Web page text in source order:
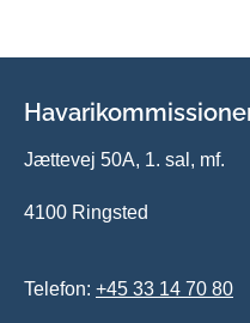
Jættevej 50A, 1. sal, mf.
4100 Ringsted
Telefon: +45 33 14 70 80